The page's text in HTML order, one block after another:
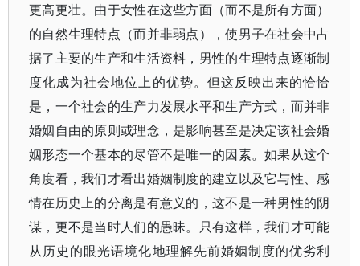
更高更壮。由于女性在这些方面（而不是所有方面）
的自然生理特点（而并非弱点），使男子在社会中占
据了主要的生产和生活资料，男性的生理特点逐渐制
度化成为社会地位上的优势。但这反映出来的恰恰
是，一个社会的生产力发展水平和生产方式，而并非
婚姻自由的原则或理念，是影响甚至是决定该社会婚
姻形态一个基本的尽管不是唯一的因素。如果从这个
角度看，我们才看出婚姻制度的建立以及它与性、感
情在历史上的分离是有意义的，这不是一种男性的阴
谋，更不是当时人们的愚昧。只有这样，我们才可能
从历史的眼光语境化地理解先前婚姻制度的优劣利